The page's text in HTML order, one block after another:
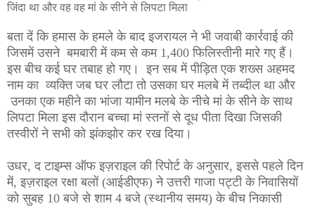
जिंदा था और वह वह मां के सीने से लिपटा मिला
बता दें कि हमास के हमले के बाद इजरायल ने भी जवाबी कार्रवाई की
जिसमें उसने बमबारी में कम से कम 1,400 फिलिस्तीनी मारे गए हैं।
इस बीच कई घर तबाह हो गए। इन सब में पीड़ित एक शख्स अहमद
नाम का व्यक्ति जब घर लौटा तो उसका घर मलबे में तब्दील था और
उनका एक महीने का भांजा यामीन मलबे के नीचे मां के सीने के साथ
लिपटा मिला इस दौरान बच्चा मां स्तनों से दूध पीता दिखा जिसकी
तस्वीरों ने सभी को झंकझोर कर रख दिया।
उधर, द टाइम्स ऑफ इज़राइल की रिपोर्ट के अनुसार, इससे पहले दिन
में, इज़राइल रक्षा बलों (आईडीएफ) ने उत्तरी गाजा पट्टी के निवासियों
को सुबह 10 बजे से शाम 4 बजे (स्थानीय समय) के बीच निकासी